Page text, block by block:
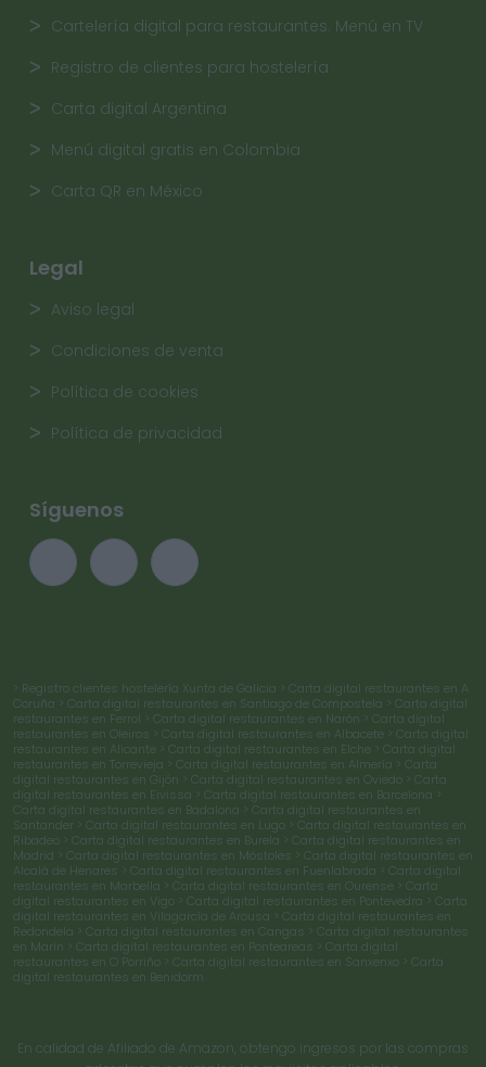
Cartelería digital para restaurantes. Menú en TV
Registro de clientes para hostelería
Carta digital Argentina
Menú digital gratis en Colombia
Carta QR en México
Legal
Aviso legal
Condiciones de venta
Política de cookies
Política de privacidad
Síguenos
> Registro clientes hostelería Xunta de Galicia > Carta digital restaurantes en A
Coruña > Carta digital restaurantes en Santiago de Compostela > Carta digital
restaurantes en Ferrol > Carta digital restaurantes en Narón > Carta digital
restaurantes en Oleiros > Carta digital restaurantes en Albacete > Carta digital
restaurantes en Alicante > Carta digital restaurantes en Elche > Carta digital
restaurantes en Torrevieja > Carta digital restaurantes en Almería > Carta
digital restaurantes en Gijón > Carta digital restaurantes en Oviedo > Carta
digital restaurantes en Eivissa > Carta digital restaurantes en Barcelona >
Carta digital restaurantes en Badalona > Carta digital restaurantes en
Santander > Carta digital restaurantes en Lugo > Carta digital restaurantes en
Ribadeo > Carta digital restaurantes en Burela > Carta digital restaurantes en
Madrid > Carta digital restaurantes en Móstoles > Carta digital restaurantes en
Alcalá de Henares > Carta digital restaurantes en Fuenlabrada > Carta digital
restaurantes en Marbella > Carta digital restaurantes en Ourense > Carta
digital restaurantes en Vigo > Carta digital restaurantes en Pontevedra > Carta
digital restaurantes en Vilagarcía de Arousa > Carta digital restaurantes en
Redondela > Carta digital restaurantes en Cangas > Carta digital restaurantes
en Marín > Carta digital restaurantes en Ponteareas > Carta digital
restaurantes en O Porriño > Carta digital restaurantes en Sanxenxo > Carta
digital restaurantes en Benidorm
En calidad de Afiliado de Amazon, obtengo ingresos por las compras